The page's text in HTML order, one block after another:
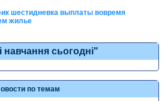
шестидневка выплаты вовремя
жилье
навчання сьогодні"
по темам